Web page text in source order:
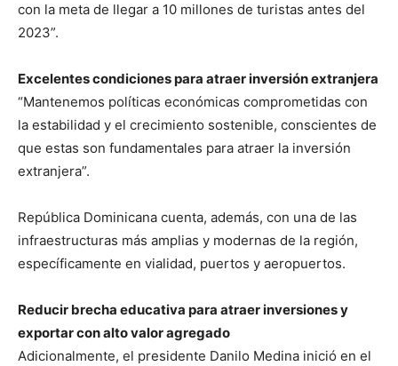
con la meta de llegar a 10 millones de turistas antes del
2023”.
Excelentes condiciones para atraer inversión extranjera
“Mantenemos políticas económicas comprometidas con
la estabilidad y el crecimiento sostenible, conscientes de
que estas son fundamentales para atraer la inversión
extranjera”.
República Dominicana cuenta, además, con una de las
infraestructuras más amplias y modernas de la región,
específicamente en vialidad, puertos y aeropuertos.
Reducir brecha educativa para atraer inversiones y
exportar con alto valor agregado
Adicionalmente, el presidente Danilo Medina inició en el